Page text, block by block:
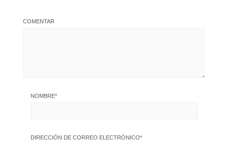
COMENTAR
NOMBRE*
DIRECCIÓN DE CORREO ELECTRÓNICO*